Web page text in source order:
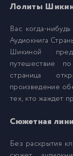
8
9
Лолиты
Вас когда-
Аудиокнига
Шикиной
путешествие
страница
произведение
тех, кто жаждет
Сюжетная
Без раскрытия